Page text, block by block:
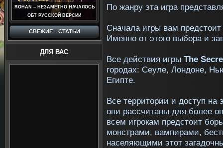
ROHAN – НЕЗАМЕТНО НАЧАЛОСЬ
ОБТ РУССКОЙ ВЕРСИИ
СВЕЖИЕ СТАТЬИ
ДЛЯ ВАС
По жанру эта игра
Сначала игры вам
Именно от этого выбора и
Все действия игры The
городах: Сеуле, Лондоне,
Египте.
Все территории и доступ на
они рассчитаны для более
всем игрокам предстоит
монстрами, вампирами,
населяющими этот